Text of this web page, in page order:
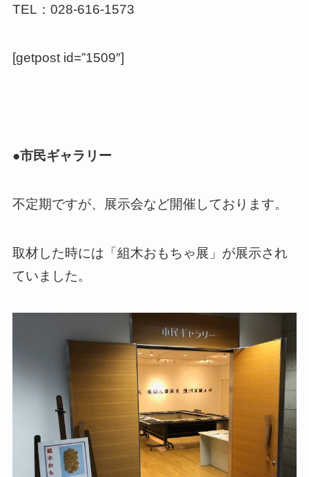
TEL：028-616-1573
[getpost id=”1509″]
●市民ギャラリー
不定期ですが、展示会など開催しております。
取材した時には「組木おもちゃ展」が展示され
ていました。